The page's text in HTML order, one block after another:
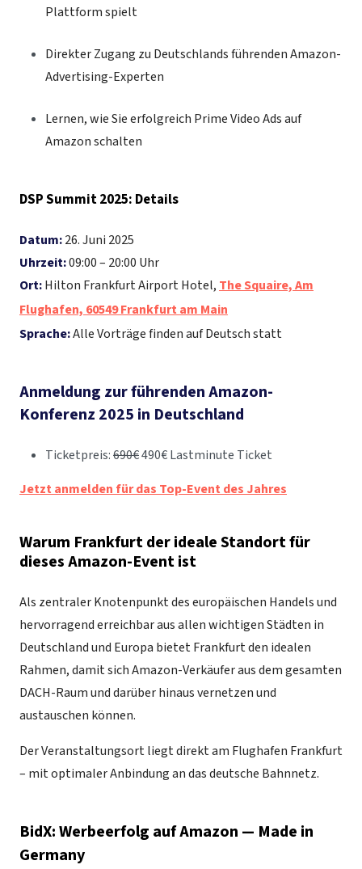
Plattform spielt
Direkter Zugang zu Deutschlands führenden Amazon-
Advertising-Experten
Lernen, wie Sie erfolgreich Prime Video Ads auf
Amazon schalten
DSP Summit 2025: Details
Datum:26. Juni 2025
Uhrzeit:09:00 – 20:00 Uhr
Ort:Hilton Frankfurt Airport Hotel, The Squaire, Am
Flughafen, 60549 Frankfurt am Main
Sprache:Alle Vorträge finden auf Deutsch statt
Anmeldung zur führenden Amazon-
Konferenz 2025 in Deutschland
Ticketpreis:690€490€ Lastminute Ticket
Jetzt anmelden für das Top-Event des Jahres
Warum Frankfurt der ideale Standort für
dieses Amazon-Event ist
Als zentraler Knotenpunkt des europäischen Handels und
hervorragend erreichbar aus allen wichtigen Städten in
Deutschland und Europa bietet Frankfurt den idealen
Rahmen, damit sich Amazon-Verkäufer aus dem gesamten
DACH-Raum und darüber hinaus vernetzen und
austauschen können.
Der Veranstaltungsort liegt direkt am Flughafen Frankfurt
– mit optimaler Anbindung an das deutsche Bahnnetz.
BidX: Werbeerfolg auf Amazon — Made in
Germany